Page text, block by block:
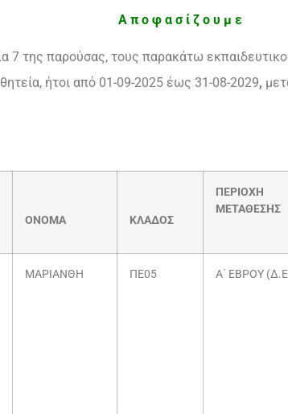
Α π ο φ α σ ί ζ ο υ μ ε
7 της παρούσας, τους παρακάτω
ήτοι από 01-09-2025 έως 31-08-2029,
ΟΝΟΜΑ ΚΛΑΔΟΣ
ΠΕΡΙΟΧΗ
ΜΕΤΑΘΕΣΗΣ
ΜΑΡΙΑΝΘΗ ΠΕ05 Α΄ ΕΒΡΟΥ